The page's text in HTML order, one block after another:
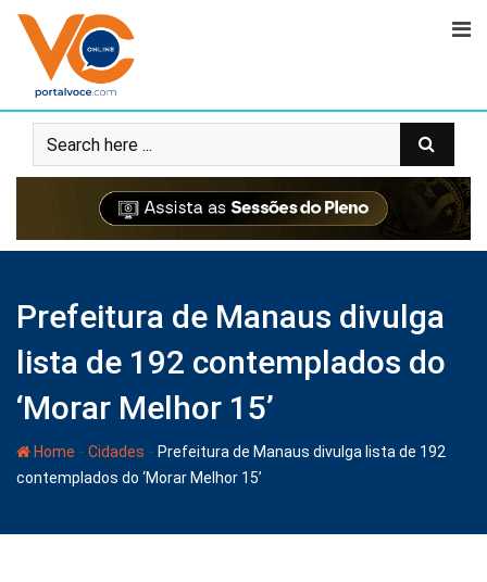
Prefeitura de Manaus divulga
lista de 192 contemplados do
‘Morar Melhor 15’
Home - Cidades - Prefeitura de Manaus divulga lista de 192
contemplados do ‘Morar Melhor 15’